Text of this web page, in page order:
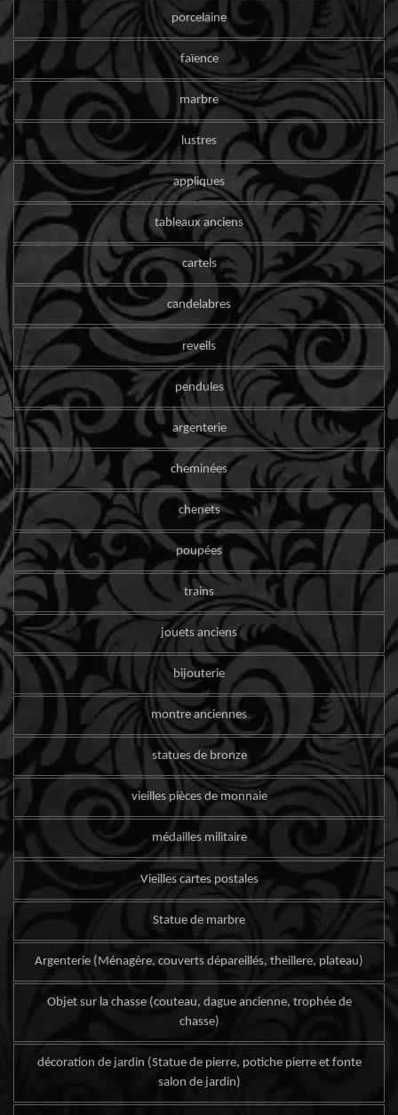
porcelaine
faïence
marbre
lustres
appliques
tableaux anciens
cartels
candelabres
reveils
pendules
argenterie
cheminées
chenets
poupées
trains
jouets anciens
bijouterie
montre anciennes
statues de bronze
vieilles pièces de monnaie
médailles militaire
Vieilles cartes postales
Statue de marbre
Argenterie (Ménagère, couverts dépareillés, theillere, plateau)
Objet sur la chasse (couteau, dague ancienne, trophée de
chasse)
décoration de jardin (Statue de pierre, potiche pierre et fonte
salon de jardin)